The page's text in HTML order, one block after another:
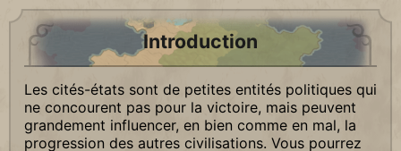
Introduction
Les cités-états sont de petites entités politiques qui
ne concourent pas pour la victoire, mais peuvent
grandement influencer, en bien comme en mal, la
progression des autres civilisations. Vous pourrez